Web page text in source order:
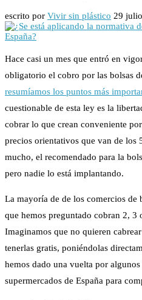
escrito por Vivir sin plástico 29
Hace casi un mes que entró en
obligatorio el cobro por las bolsas
resumíamos los puntos más
cuestionable de esta ley es la
cobrar lo que crean conveniente
precios orientativos que van de los
mucho, el recomendado para la
pero nadie lo está implantando.
La mayoría de de los comercios de
que hemos preguntado cobran 2, 3
Imaginamos que no quieren
tenerlas gratis, poniéndolas
hemos dado una vuelta por
supermercados de España para